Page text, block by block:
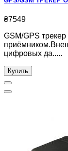
₴7549
GSM/GPS
цифровых да.....
Купить